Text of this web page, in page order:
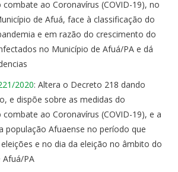
combate ao Coronavírus (COVID-19), no
de Afuá, face à classificação do
e em razão do crescimento do
no Município de Afuá/PA e dá
2020: Altera o Decreto 218 dando
e dispõe sobre as medidas do
combate ao Coronavírus (COVID-19), e a
população Afuaense no período que
e no dia da eleição no âmbito do
Afuá/PA